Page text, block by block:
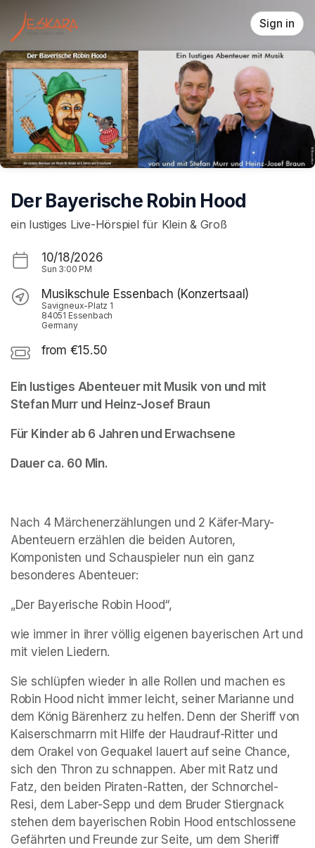
Skip header
Sign in
Der Bayerische Robin Hood
ein lustiges Live-Hörspiel für Klein & Groß
10/18/2026
Sun 3:00 PM
Musikschule Essenbach (Konzertsaal)
Savigneux-Platz 1
84051 Essenbach
Germany
from €15.50
Ein lustiges Abenteuer mit Musik von und mit
Stefan Murr und Heinz-Josef Braun
Für Kinder ab 6 Jahren und Erwachsene
Dauer ca. 60 Min.
Nach 4 Märchenerzählungen und 2 Käfer-Mary-
Abenteuern erzählen die beiden Autoren,
Komponisten und Schauspieler nun ein ganz
besonderes Abenteuer:
„Der Bayerische Robin Hood“,
wie immer in ihrer völlig eigenen bayerischen Art und
mit vielen Liedern.
Sie schlüpfen wieder in alle Rollen und machen es
Robin Hood nicht immer leicht, seiner Marianne und
dem König Bärenherz zu helfen. Denn der Sheriff von
Kaiserschmarrn mit Hilfe der Haudrauf-Ritter und
dem Orakel von Gequakel lauert auf seine Chance,
sich den Thron zu schnappen. Aber mit Ratz und
Fatz, den beiden Piraten-Ratten, der Schnorchel-
Resi, dem Laber-Sepp und dem Bruder Stiergnack
stehen dem bayerischen Robin Hood entschlossene
Gefährten und Freunde zur Seite, um dem Sheriff